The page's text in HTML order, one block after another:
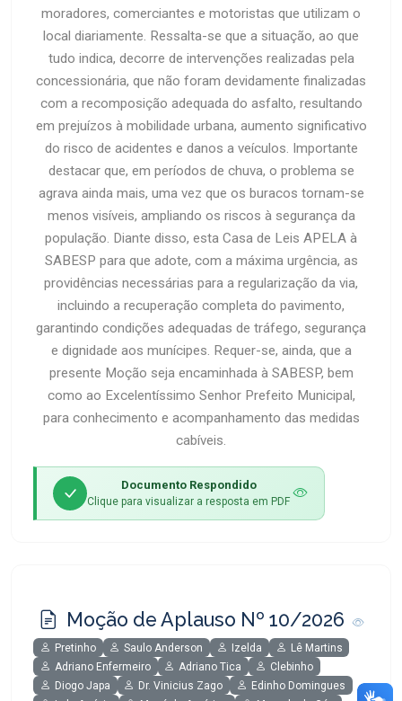
moradores, comerciantes e motoristas que utilizam o
local diariamente. Ressalta-se que a situação, ao que
tudo indica, decorre de intervenções realizadas pela
concessionária, que não foram devidamente finalizadas
com a recomposição adequada do asfalto, resultando
em prejuízos à mobilidade urbana, aumento significativo
do risco de acidentes e danos a veículos. Importante
destacar que, em períodos de chuva, o problema se
agrava ainda mais, uma vez que os buracos tornam-se
menos visíveis, ampliando os riscos à segurança da
população. Diante disso, esta Casa de Leis APELA à
SABESP para que adote, com a máxima urgência, as
providências necessárias para a regularização da via,
incluindo a recuperação completa do pavimento,
garantindo condições adequadas de tráfego, segurança
e dignidade aos munícipes. Requer-se, ainda, que a
presente Moção seja encaminhada à SABESP, bem
como ao Excelentíssimo Senhor Prefeito Municipal,
para conhecimento e acompanhamento das medidas
cabíveis.
Documento Respondido
Clique para visualizar a resposta em PDF
Moção de Aplauso Nº 10/2026
Pretinho Saulo Anderson Izelda
Lê Martins
Adriano Enfermeiro
Adriano Tica
Clebinho
Diogo Japa
Dr. Vinicius Zago
Edinho Domingues